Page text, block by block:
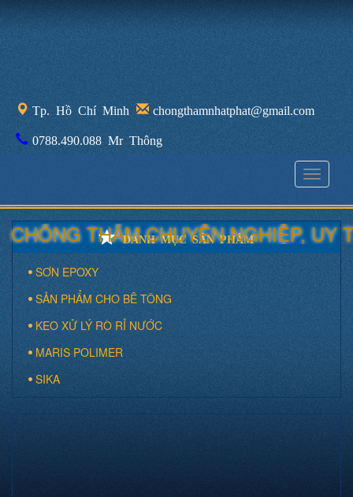
Tp. Hồ Chí Minh
chongthamnhatphat@gmail.com
0788.490.088 Mr Thông
Toggle
THẤM CHUYÊN NGHIỆP, UY TÍN
DANH MỤC SẢN PHẨM
SƠN EPOXY
SẢN PHẨM CHO BÊ TÔNG
KEO XỬ LÝ RÒ RỈ NƯỚC
MARIS POLIMER
SIKA